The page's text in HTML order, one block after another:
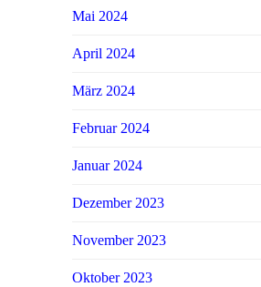
Mai 2024
April 2024
März 2024
Februar 2024
Januar 2024
Dezember 2023
November 2023
Oktober 2023